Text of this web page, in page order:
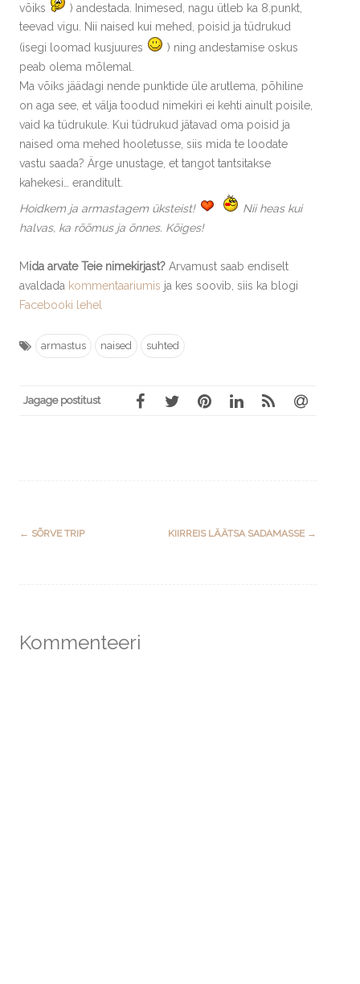
võiks
) andestada. Inimesed, nagu ütleb ka 8.punkt,
teevad vigu. Nii naised kui mehed, poisid ja tüdrukud
(isegi loomad kusjuures
) ning andestamise oskus
peab olema mõlemal.
Ma võiks jäädagi nende punktide üle arutlema, põhiline
on aga see, et välja toodud nimekiri ei kehti ainult poisile,
vaid ka tüdrukule. Kui tüdrukud jätavad oma poisid ja
naised oma mehed hooletusse, siis mida te loodate
vastu saada? Ärge unustage, et tangot tantsitakse
kahekesi… eranditult.
Hoidkem ja armastagem üksteist!
Nii heas kui
halvas, ka rõõmus ja õnnes. Kõiges!
Mida arvate Teie nimekirjast? Arvamust saab endiselt
avaldada kommentaariumis ja kes soovib, siis ka blogi
Facebooki lehel
armastus naised suhted
Jagage postitust
Post
← SÕRVE TRIP KIIRREIS LÄÄTSA SADAMASSE →
Kommenteeri